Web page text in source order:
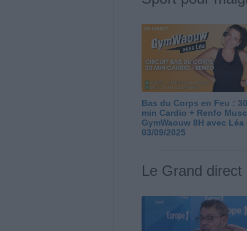
Bas du Corps en Feu : 30
min Cardio + Renfo
GymWaouw 8H avec Léa
03/09/2025
Le Grand direct